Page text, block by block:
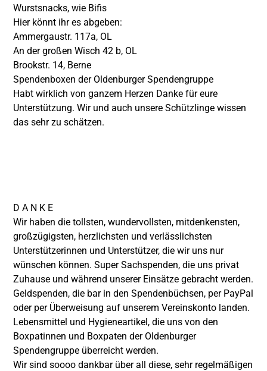
Wurstsnacks, wie Bifis
Hier könnt ihr es abgeben:
Ammergaustr. 117a, OL
An der großen Wisch 42 b, OL
Brookstr. 14, Berne
Spendenboxen der Oldenburger Spendengruppe
Habt wirklich von ganzem Herzen Danke für eure
Unterstützung. Wir und auch unsere Schützlinge wissen
das sehr zu schätzen.
D A N K E
Wir haben die tollsten, wundervollsten, mitdenkensten,
großzügigsten, herzlichsten und verlässlichsten
Unterstützerinnen und Unterstützer, die wir uns nur
wünschen können. Super Sachspenden, die uns privat
Zuhause und während unserer Einsätze gebracht werden.
Geldspenden, die bar in den Spendenbüchsen, per PayPal
oder per Überweisung auf unserem Vereinskonto landen.
Lebensmittel und Hygieneartikel, die uns von den
Boxpatinnen und Boxpaten der Oldenburger
Spendengruppe überreicht werden.
Wir sind soooo dankbar über all diese, sehr regelmäßigen